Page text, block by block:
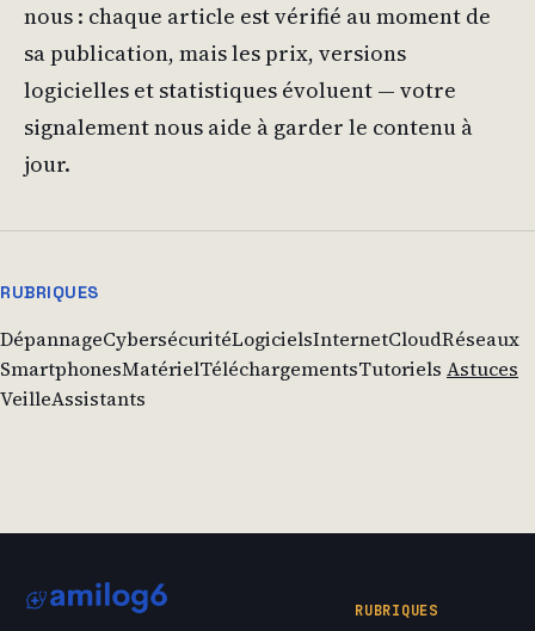
nous : chaque article est vérifié au moment de
sa publication, mais les prix, versions
logicielles et statistiques évoluent — votre
signalement nous aide à garder le contenu à
jour.
RUBRIQUES
DépannageCybersécuritéLogicielsInternetCloudRéseaux
SmartphonesMatérielTéléchargementsTutoriels Astuces
VeilleAssistants
RUBRIQUES